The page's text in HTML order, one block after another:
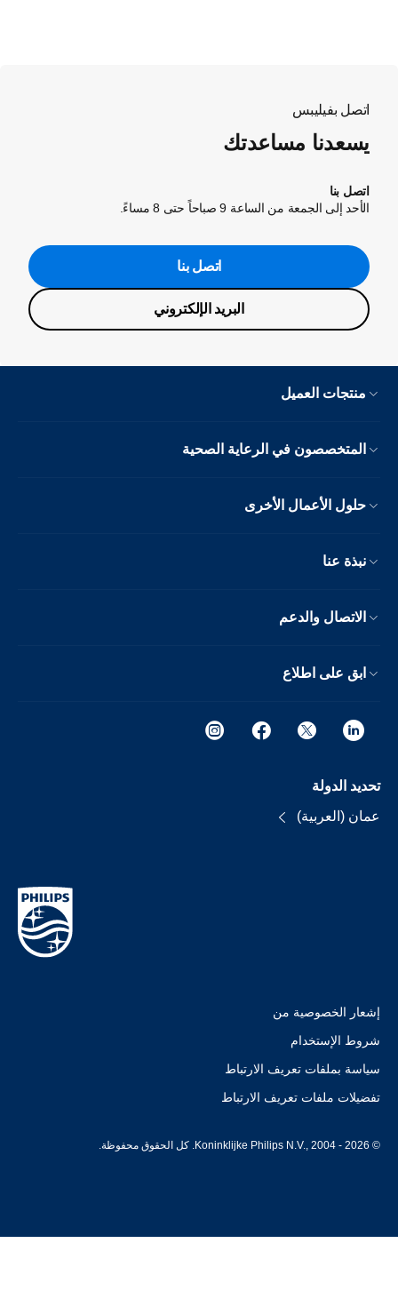
اتصل بفيليبس
يسعدنا مساعدتك
اتصل بنا
الأحد إلى الجمعة من الساعة 9 صباحاً حتى 8 مساءً.
اتصل بنا
البريد الإلكتروني
منتجات العميل
المتخصصون في الرعاية الصحية
حلول الأعمال الأخرى
نبذة عنا
الاتصال والدعم
ابق على اطلاع
تحديد الدولة
عمان (العربية)
إشعار الخصوصية من
شروط الإستخدام
سياسة بملفات تعريف الارتباط
تفضيلات ملفات تعريف الارتباط
© Koninklijke Philips N.V., 2004 - 2026. كل الحقوق محفوظة.